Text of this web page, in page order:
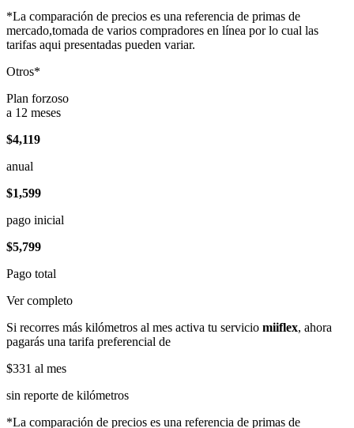
*La comparación de precios es una referencia de primas de
mercado,tomada de varios compradores en línea por lo cual las
tarifas aqui presentadas pueden variar.
Otros*
Plan forzoso
a 12 meses
$4,119
anual
$1,599
pago inicial
$5,799
Pago total
Ver completo
Si recorres más kilómetros al mes activa tu servicio miiflex, ahora
pagarás una tarifa preferencial de
$331 al mes
sin reporte de kilómetros
*La comparación de precios es una referencia de primas de